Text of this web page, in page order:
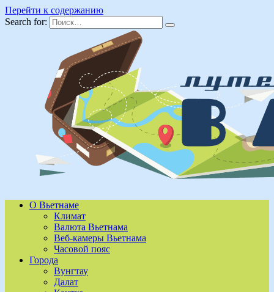
Перейти к содержанию
Search for:
О Вьетнаме
Климат
Валюта Вьетнама
Веб-камеры Вьетнама
Часовой пояс
Города
Вунгтау
Далат